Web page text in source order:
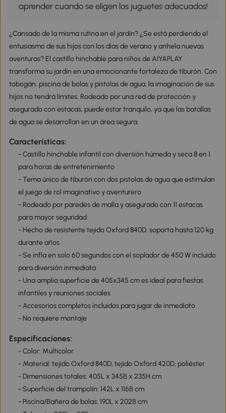
aprender cuando se eligen los juguetes adecuados!
¿Cansado de la misma rutina en el jardín? ¿Se está perdiendo el
entusiasmo de sus hijos con los días de verano y anhela nuevas
aventuras? El castillo hinchable para niños de AIYAPLAY
transforma su jardín en una emocionante fortaleza de tiburón. Con
tobogán, piscina de bolas y pistolas de agua, la imaginación de sus
hijos no tendrá límites. Rodeado por una red de protección y
asegurado con estacas, puede estar tranquilo, ya que las batallas
de agua se desarrollan en un área segura.
Características:
- Castillo hinchable infantil con diversión húmeda y seca 8 en 1
para horas de entretenimiento
- Tema único de tiburón con dos pistolas de agua que estimulan
el juego de rol imaginativo y aventurero
- Rodeado por paredes de malla y asegurado con 11 estacas
para mayor seguridad
- Hecho de resistente tejido Oxford 840D, soporta hasta 120 kg
durante años
- Se infla en solo 60 segundos con el soplador de 450 W incluido
para diversión inmediata
- Una amplia superficie de 405x345 cm es ideal para fiestas
infantiles y reuniones sociales
- Accesorios completos incluidos para jugar de inmediato
- No requiere montaje
Especificaciones:
- Color: Multicolor
- Material: tejido Oxford 840D, tejido Oxford 420D, poliéster
- Dimensiones totales: 405L x 345B x 235H cm
- Superficie del trampolín: 142L x 116B cm
- Piscina/Bañera de bolas: 190L x 202B cm